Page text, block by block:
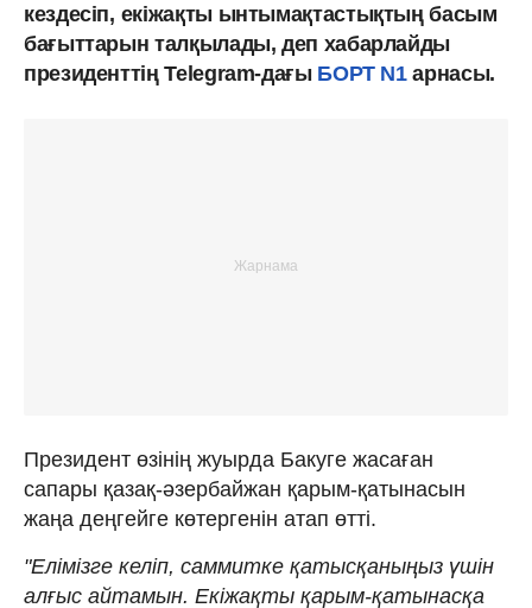
кездесіп, екіжақты ынтымақтастықтың басым
бағыттарын талқылады, деп хабарлайды
президенттің Telegram-дағы БОРТ N1арнасы.
Президент өзінің жуырда Бакуге жасаған
сапары қазақ-әзербайжан қарым-қатынасын
жаңа деңгейге көтергенін атап өтті.
"Елімізге келіп, саммитке қатысқаныңыз үшін
алғыс айтамын. Екіжақты қарым-қатынасқа